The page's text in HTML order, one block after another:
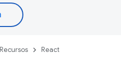
Recursos React